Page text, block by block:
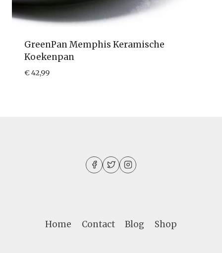
GreenPan Memphis Keramische
Koekenpan
€ 42,99
Home Contact Blog Shop